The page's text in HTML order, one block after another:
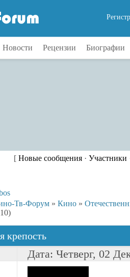
Новости Рецензии Биографии
[ Новые сообщения· Участники
Тв-Форум » Кино »
крепость
Дата: Четверг, 02